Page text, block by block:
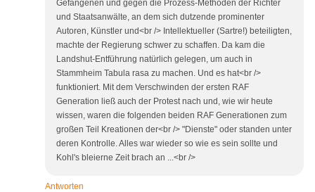
Gefangenen und gegen die Prozess-Methoden der Richter
und Staatsanwälte, an dem sich dutzende prominenter
Autoren, Künstler und<br /> Intellektueller (Sartre!) beteiligten,
machte der Regierung schwer zu schaffen. Da kam die
Landshut-Entführung natürlich gelegen, um auch in
Stammheim Tabula rasa zu machen. Und es hat<br />
funktioniert. Mit dem Verschwinden der ersten RAF
Generation ließ auch der Protest nach und, wie wir heute
wissen, waren die folgenden beiden RAF Generationen zum
großen Teil Kreationen der<br /> "Dienste" oder standen unter
deren Kontrolle. Alles war wieder so wie es sein sollte und
Kohl's bleierne Zeit brach an ...<br />
Antworten